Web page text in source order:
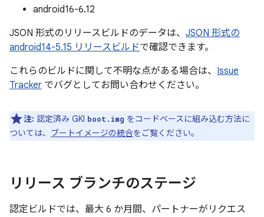
android16-6.12
JSON 形式のリリースビルドのデータは、 JSON 形式の
android14-5.15 リリースビルドで確認できます。
これらのビルドに関して不明な点がある場合は、 Issue
Tracker でバグとしてお問い合わせください。
注: 認定済み GKI boot.img をコードベースに組み込む方法に
ついては、 ブートイメージの統合をご覧ください。
リリース ブランチのステージ
認定ビルドでは、最大 6 か月間、パートナーがリクエス